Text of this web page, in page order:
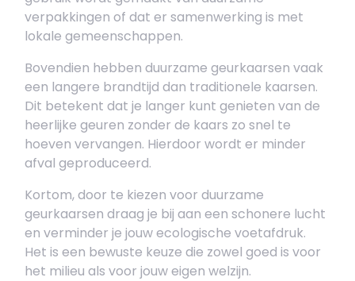
verpakkingen of dat er samenwerking is met
lokale gemeenschappen.
Bovendien hebben duurzame geurkaarsen vaak
een langere brandtijd dan traditionele kaarsen.
Dit betekent dat je langer kunt genieten van de
heerlijke geuren zonder de kaars zo snel te
hoeven vervangen. Hierdoor wordt er minder
afval geproduceerd.
Kortom, door te kiezen voor duurzame
geurkaarsen draag je bij aan een schonere lucht
en verminder je jouw ecologische voetafdruk.
Het is een bewuste keuze die zowel goed is voor
het milieu als voor jouw eigen welzijn.